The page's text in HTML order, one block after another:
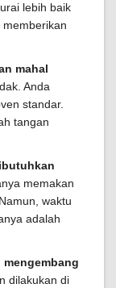
lebih baik
mahal
Anda
standar.
tangan
memakan
waktu
adalah
dilakukan di